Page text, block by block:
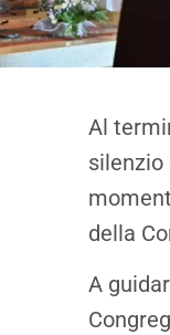
Al
silenzio
della
A